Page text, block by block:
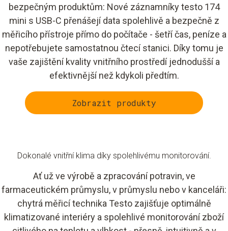
bezpečným produktům: Nové záznamníky testo 174
mini s USB-C přenášejí data spolehlivě a bezpečně z
měřicího přístroje přímo do počítače - šetří čas, peníze a
nepotřebujete samostatnou čtecí stanici. Díky tomu je
vaše zajištění kvality vnitřního prostředí jednodušší a
efektivnější než kdykoli předtím.
Zobrazit produkty
Dokonalé vnitřní klima díky spolehlivému monitorování.
Ať už ve výrobě a zpracování potravin, ve
farmaceutickém průmyslu, v průmyslu nebo v kanceláři:
chytrá měřicí technika Testo zajišťuje optimálně
klimatizované interiéry a spolehlivé monitorování zboží